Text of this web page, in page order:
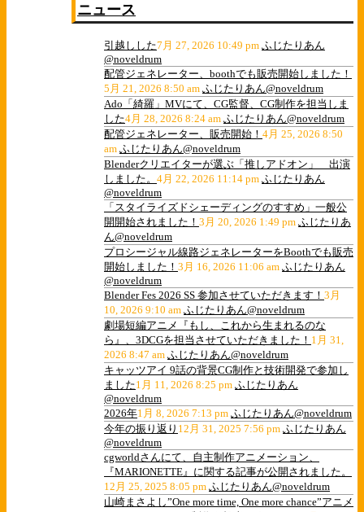
ニュース
引越しした7月 27, 2026 10:49 pm ふじたりあん
@noveldrum
配管ジェネレーター、boothでも販売開始しました！
5月 21, 2026 8:50 am ふじたりあん@noveldrum
Ado「綺羅」MVにて、CG監督、CG制作を担当しま
した4月 28, 2026 8:24 am ふじたりあん@noveldrum
配管ジェネレーター、販売開始！ 4月 25, 2026 8:50
am ふじたりあん@noveldrum
Blenderクリエイターが選ぶ「推しアドオン」 出演
しました。 4月 22, 2026 11:14 pm ふじたりあん
@noveldrum
「スタイライズドシェーディングのすすめ」一般公
開開始されました！ 3月 20, 2026 1:49 pm ふじたりあ
ん@noveldrum
プロシージャル線路ジェネレーターをBoothでも販売
開始しました！ 3月 16, 2026 11:06 am ふじたりあん
@noveldrum
Blender Fes 2026 SS 参加させていただきます！ 3月
10, 2026 9:10 am ふじたりあん@noveldrum
劇場短編アニメ『もし、これから生まれるのな
ら』、3DCGを担当させていただきました！ 1月 31,
2026 8:47 am ふじたりあん@noveldrum
キャッツアイ 9話の背景CG制作と技術開発で参加し
ました1月 11, 2026 8:25 pm ふじたりあん
@noveldrum
2026年1月 8, 2026 7:13 pm ふじたりあん@noveldrum
今年の振り返り 12月 31, 2025 7:56 pm ふじたりあん
@noveldrum
cgworldさんにて、自主制作アニメーション、
『MARIONETTE』に関する記事が公開されました。
12月 25, 2025 8:05 pm ふじたりあん@noveldrum
山崎まさよし”One more time, One more chance”アニメ